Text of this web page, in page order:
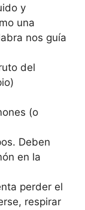
y
una
nos guía
del
(o
Deben
en la
perder el
respirar